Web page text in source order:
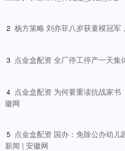
2 杨方策略 刘亦菲八岁获童模冠军
3 点金盒配资 全厂停工停产一天
4 点金盒配资 为何要重读抗战家书
徽网
5 点金盒配资 国办：免除公办幼
新闻 | 安徽网